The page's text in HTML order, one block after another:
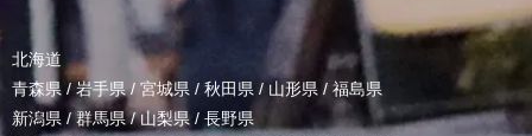
北海道
青森県 / 岩手県/ 宮城県 / 秋田県 / 山形県/ 福島県
新潟県 /群馬県/山梨県 / 長野県